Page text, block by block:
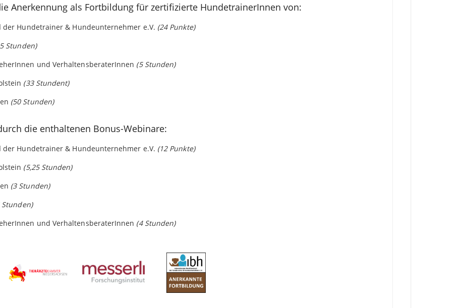
Anerkennung als Fortbildung für zertifizierte HundetrainerInnen von:
Hundetrainer & Hundeunternehmer e.V. (24 Punkte)
Stunden)
und VerhaltensberaterInnen (5 Stunden)
(33 Stundent)
(50 Stunden)
die enthaltenen Bonus-Webinare:
Hundetrainer & Hundeunternehmer e.V. (12 Punkte)
(5,25 Stunden)
(3 Stunden)
Stunden)
und VerhaltensberaterInnen (4 Stunden)